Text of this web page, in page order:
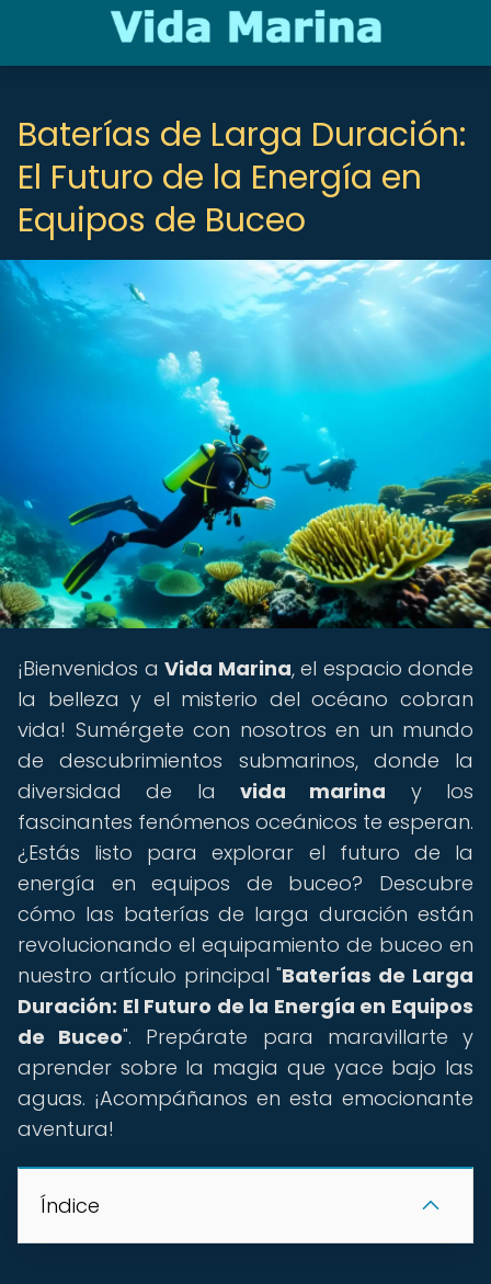
Baterías de Larga Duración:
El Futuro de la Energía en
Equipos de Buceo
¡Bienvenidos a Vida Marina, el espacio donde
la belleza y el misterio del océano cobran
vida! Sumérgete con nosotros en un mundo
de descubrimientos submarinos, donde la
diversidad de la vida marina y los
fascinantes fenómenos oceánicos te esperan.
¿Estás listo para explorar el futuro de la
energía en equipos de buceo? Descubre
cómo las baterías de larga duración están
revolucionando el equipamiento de buceo en
nuestro artículo principal "Baterías de Larga
Duración: El Futuro de la Energía en Equipos
de Buceo". Prepárate para maravillarte y
aprender sobre la magia que yace bajo las
aguas. ¡Acompáñanos en esta emocionante
aventura!
Índice